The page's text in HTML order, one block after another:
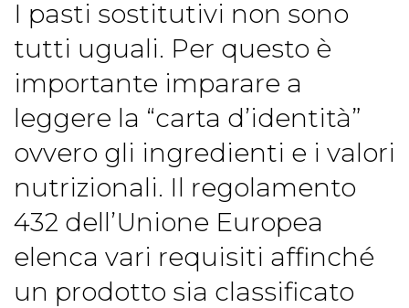
I pasti sostitutivi non sono
tutti uguali. Per questo è
importante imparare a
leggere la “carta d’identità”
ovvero gli ingredienti e i valori
nutrizionali. Il regolamento
432 dell’Unione Europea
elenca vari requisiti affinché
un prodotto sia classificato